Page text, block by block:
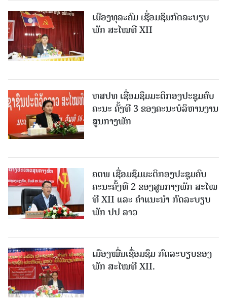
ເມືອງທຸລະຄົມ ເຊື່ອມຊຶມກົດລະບຽບ
ພັກ ສະໄໝທີ XII
ຫສປທ ເຊື່ອມຊຶມມະຕິກອງປະຊຸມຄົບ
ຄະນະ ຄັ້ງທີ 3 ຂອງຄະນະບໍລິຫານງານ
ສູນກາງພັກ
ຄຕພ ເຊື່ອມຊຶມມະຕິກອງປະຊຸມຄົບ
ຄະນະຄັ້ງທີ 2 ຂອງສູນກາງພັກ ສະໄໝ
ທີ XII ແລະ ຄໍາແນະນໍາ ກົດລະບຽບ
ພັກ ປປ ລາວ
ເມືອງ​ໝື່ນເຊື່ອມຊຶມ ກົດລະບຽບຂອງ
ພັກ ສະໄໝທີ XII.